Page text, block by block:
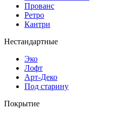
Прованс
Ретро
Кантри
Нестандартные
Эко
Лофт
Арт-Деко
Под старину
Покрытие